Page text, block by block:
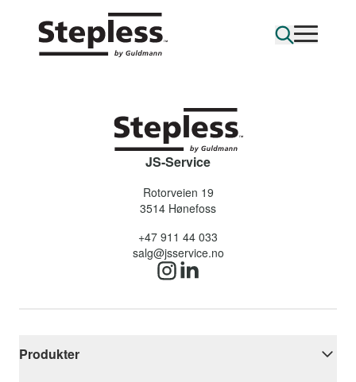
JS-Service
Rotorveien 19
3514 Hønefoss
+47 911 44 033
salg@jsservice.no
Produkter